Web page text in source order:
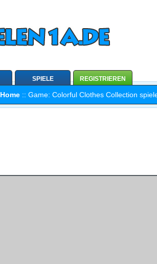
Home :: Game: Colorful Clothes Collection
SPIELE REGISTRIEREN